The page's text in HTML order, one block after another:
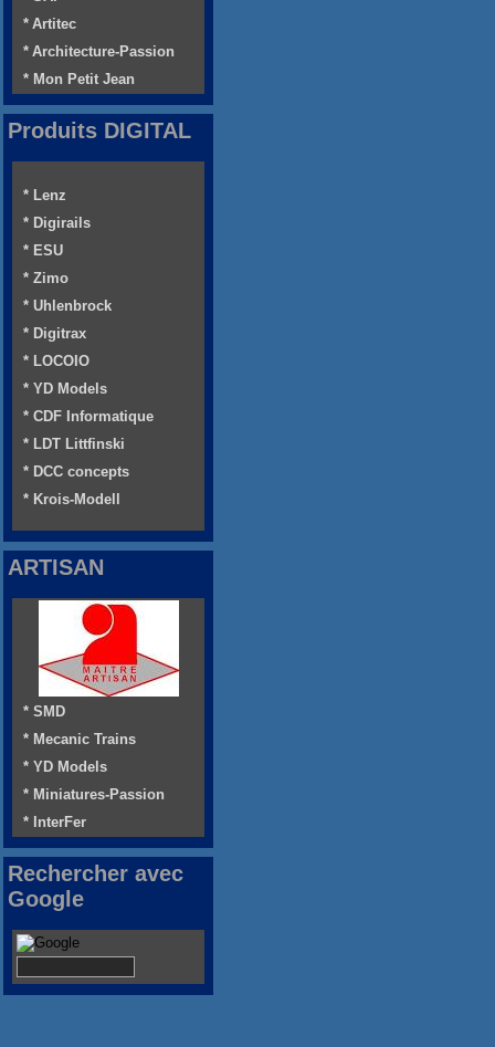
* Artitec
* Architecture-Passion
* Mon Petit Jean
Produits DIGITAL
* Lenz
* Digirails
* ESU
* Zimo
* Uhlenbrock
* Digitrax
* LOCOIO
* YD Models
* CDF Informatique
* LDT Littfinski
* DCC concepts
* Krois-Modell
ARTISAN
* SMD
* Mecanic Trains
* YD Models
* Miniatures-Passion
* InterFer
Rechercher avec
Google